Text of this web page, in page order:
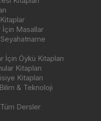
İçin Masallar
Seyahatname
İçin Öykü Kitapları
Kitapları
Kitapları
& Teknoloji
Dersler